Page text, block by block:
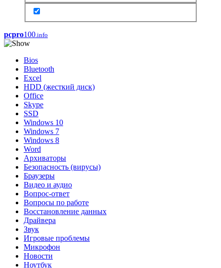
pcpro100.info
Bios
Bluetooth
Excel
HDD (жесткий диск)
Office
Skype
SSD
Windows 10
Windows 7
Windows 8
Word
Архиваторы
Безопасность (вирусы)
Браузеры
Видео и аудио
Вопрос-ответ
Вопросы по работе
Восстановление данных
Драйвера
Звук
Игровые проблемы
Микрофон
Новости
Ноутбук